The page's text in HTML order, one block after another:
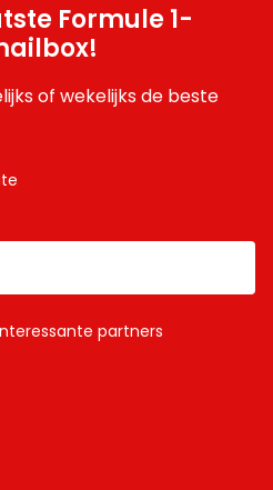
Formule 1-
of wekelijks de beste
partners